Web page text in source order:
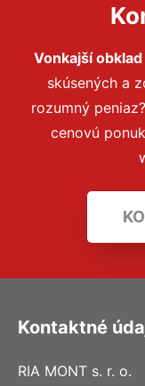
Vonkajší
skúsených a
rozumný
cenovú
Kontaktné
RIA MONT s. r. o.